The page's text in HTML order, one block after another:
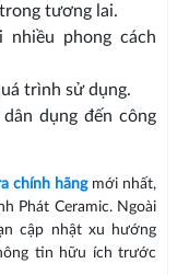
tương lai.
phong cách
trình sử dụng.
dụng đến công
chính hãngmới nhất,
Phát Ceramic. Ngoài
cập nhật xu hướng
tin hữu ích trước